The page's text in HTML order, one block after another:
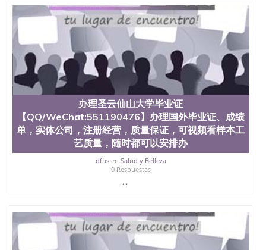
定金下单； 3、公司确认到账转制作点做电子图；
4、电子图做好发给客户确认； 5、电子图确认好转成
品部做成品； 6、成品做好拍照或者视频确认再付余
款； 7、快递给客户（国内顺丰，国外DHL）。 三、
真实网上可查的证明材料 1、教育部学历学位认证，
留服真实存档可查，存档。 2、留学回国人员证明
（使馆认证），使馆网站真实存档可查。 3、留信网
真实可查认证办理，存档可查，终身受用。 四、办理
流程农业科学院、艺术与建筑学院、商学院、交流学
院、地球及物质科学院、教育学院、工程学院、健康
与人类发展学院、信息工程与科学学院、人文学院、
护理学院、科学学院等。学校的教育学院排名在全美
前十名，工学院排名在前十五名，且继续攀升中。纽
约大学为学生们提供本科、硕士及博士学位。学校的
专业课程包括：会计学、MBA、财务、教育、建筑工
程、经济、医学、护理、文学、音乐、生物学、统计
学、美术、电子工程、天文学、农业、环境污染控
理、材料科学、机械工程、航天工程、土木工程、数
学、化学、英语、社会科学、心理学、戏剧、市场营
销、机械工程、计算机科学、物理学、人工智能、商
科、金融专业 1、客户提供相关材料，确定客户办理
办理圣云仙山大学毕业证
【QQ/WeChat:551190476】办理国外毕业证、成绩
单，实体公司，注册经营，质量保证，可视频看样本工
艺质量，随时都可以安排办
dfnsen Salud y Belleza
0 Respuestas
...